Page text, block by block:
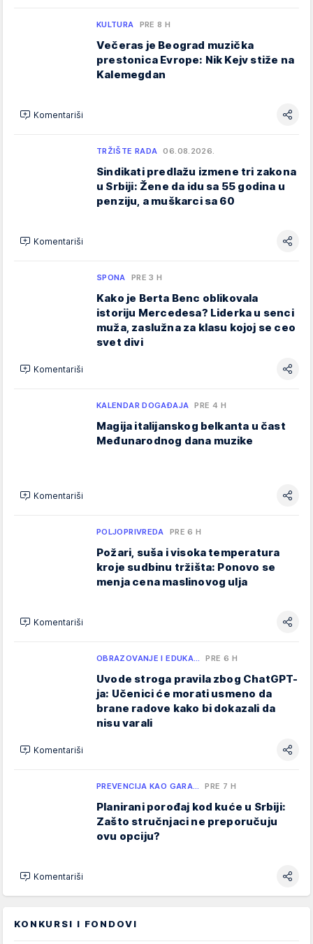
KULTURA PRE 8 H
Večeras je Beograd muzička
prestonica Evrope: Nik Kejv stiže na
Kalemegdan
Komentariši
TRŽIŠTE RADA 06.08.2026.
Sindikati predlažu izmene tri zakona
u Srbiji: Žene da idu sa 55 godina u
penziju, a muškarci sa 60
Komentariši
SPONA PRE 3 H
Kako je Berta Benc oblikovala
istoriju Mercedesa? Liderka u senci
muža, zaslužna za klasu kojoj se ceo
svet divi
Komentariši
KALENDAR DOGAĐAJA PRE 4 H
Magija italijanskog belkanta u čast
Međunarodnog dana muzike
Komentariši
POLJOPRIVREDA PRE 6 H
Požari, suša i visoka temperatura
kroje sudbinu tržišta: Ponovo se
menja cena maslinovog ulja
Komentariši
OBRAZOVANJE I EDUKA… PRE 6 H
Uvode stroga pravila zbog ChatGPT-
ja: Učenici će morati usmeno da
brane radove kako bi dokazali da
nisu varali
Komentariši
PREVENCIJA KAO GARA… PRE 7 H
Planirani porođaj kod kuće u Srbiji:
Zašto stručnjaci ne preporučuju
ovu opciju?
Komentariši
KONKURSI I FONDOVI